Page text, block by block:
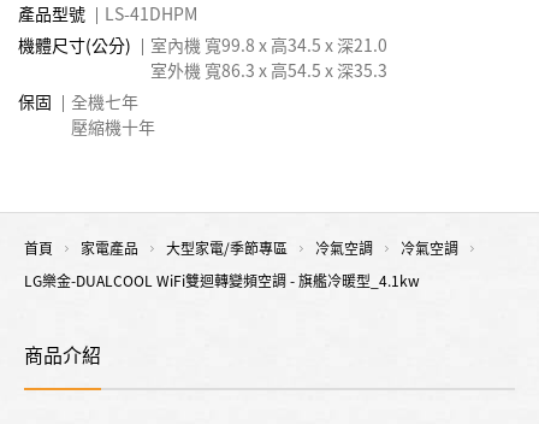
產品型號
LS-41DHPM
機體尺寸(公分)
室內機 寬99.8 x 高34.5 x 深21.0
室外機 寬86.3 x 高54.5 x 深35.3
保固
全機七年
壓縮機十年
首頁 家電產品 大型家電/季節專區 冷氣空調
冷氣空調
LG樂金-DUALCOOL WiFi雙迴轉變頻空調 - 旗艦冷暖型_4.1kw
商品介紹